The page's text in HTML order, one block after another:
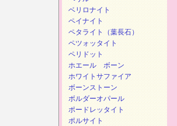
ベリロナイト
ペイナイト
ペタライト（葉長石）
ペツォッタイト
ペリドット
ホエール ボーン
ホワイトサファイア
ボーンストーン
ボルダーオパール
ポードレッタイト
ポルサイト